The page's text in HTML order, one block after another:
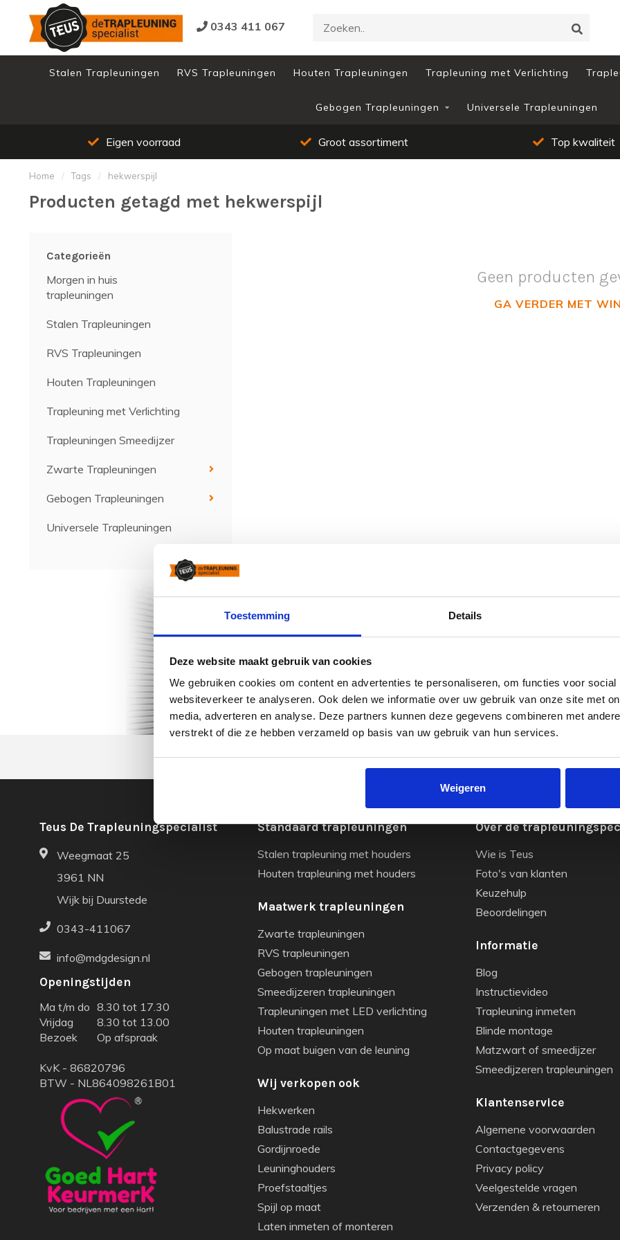
Toestemming Details
Deze website maakt gebruik van cookies
We gebruiken cookies om content en advertenties te personaliseren, om functies voor
websiteverkeer te analyseren. Ook delen we informatie over uw gebruik van onze site met
media, adverteren en analyse. Deze partners kunnen deze gegevens combineren met
verstrekt of die ze hebben verzameld op basis van uw gebruik van hun services.
Weigeren
0343 411 067
Stalen Trapleuningen RVS Trapleuningen Houten Trapleuningen Trapleuning met Verlichting
Gebogen Trapleuningen Universele Trapleuningen
Eigen voorraad Groot assortiment Top kwaliteit
Home / Tags / hekwerspijl
Producten getagd met hekwerspijl
Categorieën
Morgen in huis
trapleuningen
Stalen Trapleuningen
RVS Trapleuningen
Houten Trapleuningen
Trapleuning met Verlichting
Trapleuningen Smeedijzer
Zwarte Trapleuningen
Gebogen Trapleuningen
Universele Trapleuningen
Geen producten
GA VERDER MET
Teus De Trapleuningspecialist
Weegmaat 25
3961 NN
Wijk bij Duurstede
0343-411067
info@mdgdesign.nl
Openingstijden
Ma t/m do 8.30 tot 17.30
Vrijdag
8.30 tot 13.00
Bezoek
Op afspraak
KvK - 86820796
BTW - NL864098261B01
Standaard trapleuningen
Stalen trapleuning met houders
Houten trapleuning met houders
Maatwerk trapleuningen
Zwarte trapleuningen
RVS trapleuningen
Gebogen trapleuningen
Smeedijzeren trapleuningen
Trapleuningen met LED verlichting
Houten trapleuningen
Op maat buigen van de leuning
Wij verkopen ook
Hekwerken
Balustrade rails
Gordijnroede
Leuninghouders
Proefstaaltjes
Spijl op maat
Laten inmeten of monteren
Over de
Wie is Teus
Foto's van klanten
Keuzehulp
Beoordelingen
Informatie
Blog
Instructievideo
Trapleuning inmeten
Blinde montage
Matzwart of smeedijzer
Smeedijzeren trapleuningen
Klantenservice
Algemene voorwaarden
Contactgegevens
Privacy policy
Veelgestelde vragen
Verzenden & retourneren